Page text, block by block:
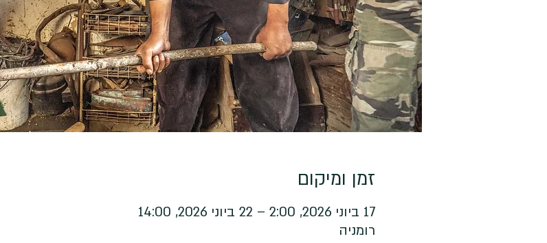
זמן ומיקום
17 ביוני 2026, 2:00 – 22 ביוני 2026, 14:00
רומניה